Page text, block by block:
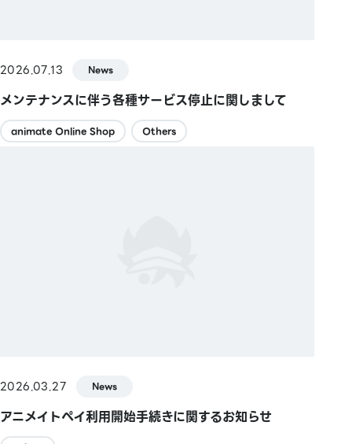
2026.07.13 News
メンテナンスに伴う各種サービス停止に関しまして
animate Online Shop Others
2026.03.27 News
アニメイトペイ利用開始手続きに関するお知らせ